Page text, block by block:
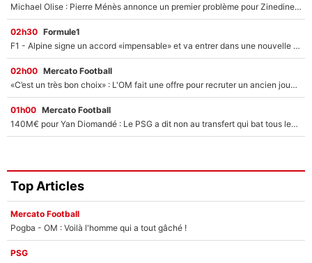
Michael Olise : Pierre Ménès annonce un premier problème pour Zinedine Zidane en équipe de France
02h30 Formule1
F1 - Alpine signe un accord «impensable» et va entrer dans une nouvelle dimension : Grande nouvelle pour Pierre Gasly !
02h00 Mercato Football
«C’est un très bon choix» : L'OM fait une offre pour recruter un ancien joueur du PSG... et c'est validé dans l'After Foot !
01h00 Mercato Football
140M€ pour Yan Diomandé : Le PSG a dit non au transfert qui bat tous les records sur le mercato
Top Articles
Mercato Football
Pogba - OM : Voilà l'homme qui a tout gâché !
PSG